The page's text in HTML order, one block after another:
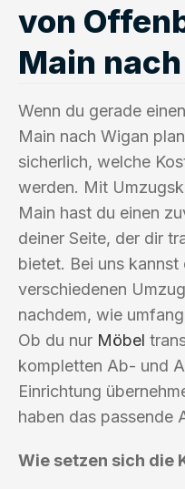
von
Main
Wenn du gerade
Main nach Wigan
sicherlich, welche
werden. Mit
Main hast du einen
deiner Seite, der dir
bietet. Bei uns kannst
verschiedenen
nachdem, wie
Ob du nur Möbel
kompletten Ab- und
Einrichtung
haben das passende
Wie setzen sich die